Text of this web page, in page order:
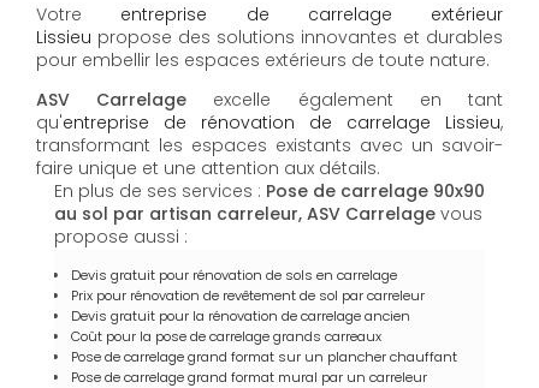
Votre entreprise de carrelage extérieur
Lissieu propose des solutions innovantes et durables
pour embellir les espaces extérieurs de toute nature.
ASV Carrelage excelle également en tant
qu'entreprise de rénovation de carrelage Lissieu,
transformant les espaces existants avec un savoir-
faire unique et une attention aux détails.
En plus de ses services : Pose de carrelage 90x90
au sol par artisan carreleur, ASV Carrelage vous
propose aussi :
Devis gratuit pour rénovation de sols en carrelage
Prix pour rénovation de revêtement de sol par carreleur
Devis gratuit pour la rénovation de carrelage ancien
Coût pour la pose de carrelage grands carreaux
Pose de carrelage grand format sur un plancher chauffant
Pose de carrelage grand format mural par un carreleur